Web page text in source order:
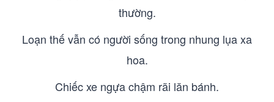
thường.
Loạn thế vẫn có người sống trong nhung lụa xa
hoa.
Chiếc xe ngựa chậm rãi lăn bánh.